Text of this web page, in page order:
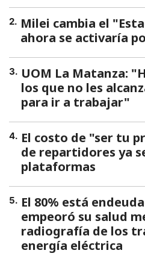
2. Milei cambia el
ahora se activaría
3. UOM La Matanza:
los que no les
para ir a trabajar"
4. El costo de "ser tu
de repartidores ya
plataformas
5. El 80% está
empeoró su salud
radiografía de los
energía eléctrica